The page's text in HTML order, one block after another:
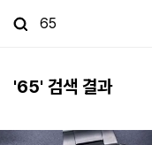
'65' 검색 결과